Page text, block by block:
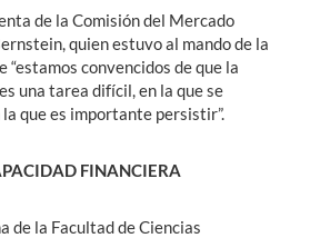
de la Comisión del Mercado
quien estuvo al mando de la
“estamos convencidos de que la
una tarea difícil, en la que se
que es importante persistir”.
FINANCIERA
de la Facultad de Ciencias